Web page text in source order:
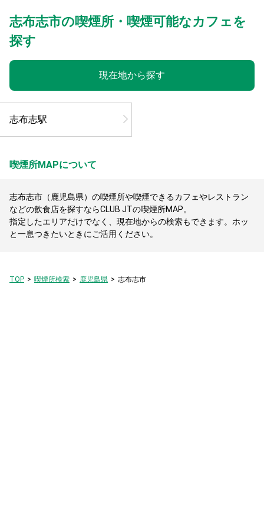
志布志市の喫煙所・喫煙可能なカフェを
探す
現在地から探す
志布志駅
喫煙所MAPについて
志布志市（鹿児島県）の喫煙所や喫煙できるカフェやレストラン
などの飲食店を探すならCLUB JTの喫煙所MAP。
指定したエリアだけでなく、現在地からの検索もできます。ホッ
と一息つきたいときにご活用ください。
TOP 喫煙所検索 鹿児島県 志布志市